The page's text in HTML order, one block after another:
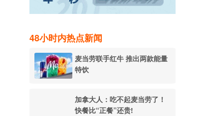
48小时内热点新闻
麦当劳联手红牛 推出两款能量
特饮
加拿大人：吃不起麦当劳了！
快餐比“正餐”还贵!